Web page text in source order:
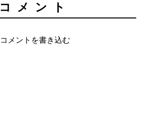
コメント
コメントを書き込む